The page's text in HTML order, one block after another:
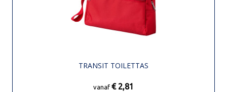
TRANSIT TOILETTAS
vanaf € 2,81